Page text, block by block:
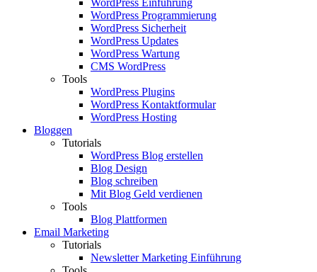
WordPress Einführung
WordPress Programmierung
WordPress Sicherheit
WordPress Updates
WordPress Wartung
CMS WordPress
Tools
WordPress Plugins
WordPress Kontaktformular
WordPress Hosting
Bloggen
Tutorials
WordPress Blog erstellen
Blog Design
Blog schreiben
Mit Blog Geld verdienen
Tools
Blog Plattformen
Email Marketing
Tutorials
Newsletter Marketing Einführung